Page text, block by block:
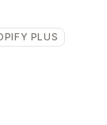
PLUS